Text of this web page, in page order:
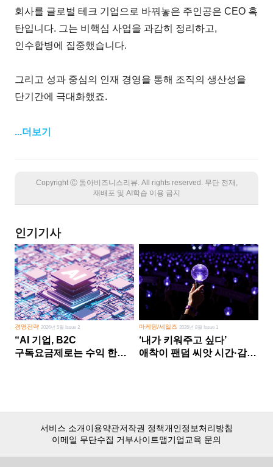
회사를 글로벌 테크 기업으로 바꿔놓은 주인공은 CEO 혹
탄입니다. 그는 비핵심 사업을 과감히 정리하고,
인수합병에 집중했습니다.
그리고 성과 중심의 인재 경영을 통해 조직의 생산성을
단기간에 극대화했죠.
...더보기
Copyright Ⓒ 동아비즈니스리뷰. All rights reserved. 무단 전재,
재배포 및 AI학습 이용 금지
인기기사
경영전략 2026년 5월 Issue 2
“AI 기업, B2C
구독요금제로는 수익 한계
마케팅/세일즈 2026년 8월 Issue 1
‘내가 키워주고 싶다’
애착이 팬덤 씨앗 시간·감정
서비스 소개이용약관저작권 정책개인정보처리방침
이메일 무단수집 거부사이트맵기업교육 문의